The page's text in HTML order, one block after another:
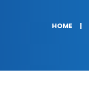
HOME